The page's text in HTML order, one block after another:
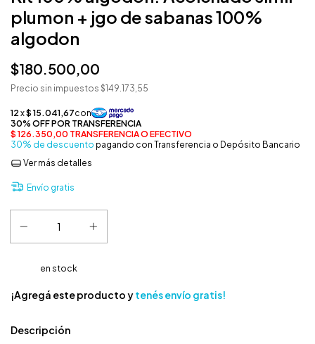
plumon + jgo de sabanas 100%
algodon
$180.500,00
Precio sin impuestos $149.173,55
30% de descuento pagando con Transferencia o Depósito Bancario
Ver más detalles
Envío gratis
en stock
¡Agregá este producto ytenés envío gratis!
Descripción